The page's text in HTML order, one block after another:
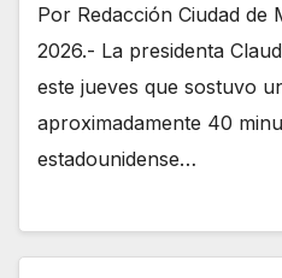
Por Redacción Ciudad de
2026.- La presidenta
este jueves que sostuvo
aproximadamente 40
estadounidense…